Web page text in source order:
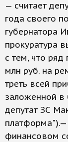
— считает
года своего
губернатора
прокуратура
с тем, что ряд
млн руб. на
треть всей
заложенной в
депутат ЗС
финансовом